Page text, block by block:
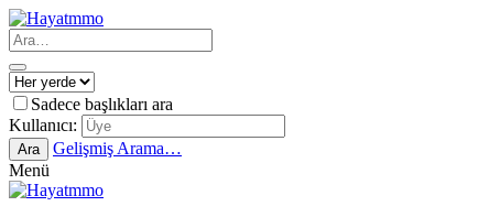
Sadece başlıkları ara
Kullanıcı:
Ara
Gelişmiş Arama…
Menü